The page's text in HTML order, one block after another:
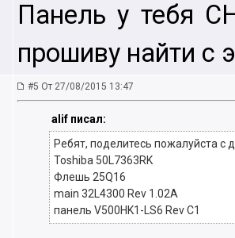
Панель у тебя
прошиву найти с
#5 От 27/08/2015 13:47
alif писал:
Ребят, поделитесь пожалуйста с
Toshiba 50L7363RK
Флешь 25Q16
main 32L4300 Rev 1.02A
панель V500HK1-LS6 Rev C1